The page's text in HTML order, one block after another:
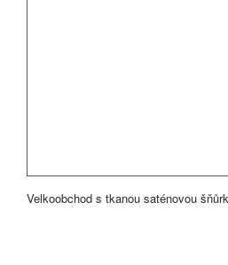
Velkoobchod s tkanou saténovou